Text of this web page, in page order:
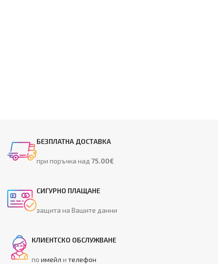
БЕЗПЛАТНА ДОСТАВКА
при поръчка над75.00€
СИГУРНО ПЛАЩАНЕ
защита на Вашите данни
КЛИЕНТСКО ОБСЛУЖВАНЕ
поимейл ителефон